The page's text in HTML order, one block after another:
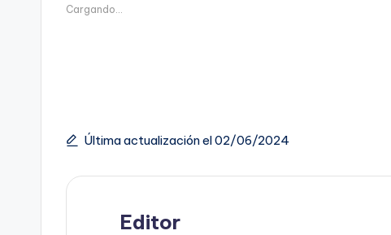
Cargando...
Última actualización el 02/06/2024
Editor